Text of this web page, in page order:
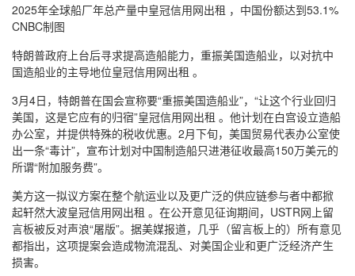
2025年全球船厂年总产量中皇冠信用网出租 ，中国份额达到53.1%
CNBC制图
特朗普政府上台后寻求提高造船能力，重振美国造船业，以对抗中
国造船业的主导地位皇冠信用网出租 。
3月4日，特朗普在国会宣称要“重振美国造船业”，“让这个行业回归
美国，这是它应有的归宿”皇冠信用网出租 。他计划在白宫设立造船
办公室，并提供特殊的税收优惠。2月下旬，美国贸易代表办公室使
出一条“毒计”，宣布计划对中国制造船只进港征收最高150万美元的
所谓“附加服务费”。
美方这一拟议方案在整个航运业以及更广泛的供应链参与者中都掀
起轩然大波皇冠信用网出租 。在公开意见征询期间，USTR网上留
言板被反对声浪“屠版”。据美媒报道，几乎（留言板上的）所有意见
都指出，这项提案会造成物流混乱、对美国企业和更广泛经济产生
损害。